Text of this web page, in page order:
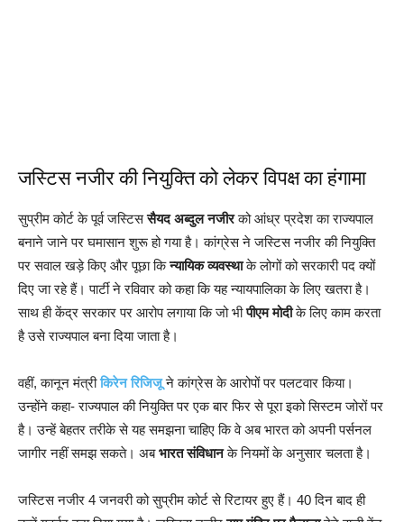
जस्टिस नजीर की नियुक्ति को लेकर विपक्ष का हंगामा
सुप्रीम कोर्ट के पूर्व जस्टिससैयद अब्दुल नजीरको आंध्र प्रदेश का राज्यपाल
बनाने जाने पर घमासान शुरू हो गया है। कांग्रेस ने जस्टिस नजीर की नियुक्ति
पर सवाल खड़े किए और पूछा किन्यायिक व्यवस्थाके लोगों को सरकारी पद क्यों
दिए जा रहे हैं। पार्टी ने रविवार को कहा कि यह न्यायपालिका के लिए खतरा है।
साथ ही केंद्र सरकार पर आरोप लगाया कि जो भीपीएम मोदीके लिए काम करता
है उसे राज्यपाल बना दिया जाता है।
वहीं, कानून मंत्रीकिरेन रिजिजूने कांग्रेस के आरोपों पर पलटवार किया।
उन्होंने कहा- राज्यपाल की नियुक्ति पर एक बार फिर से पूरा इको सिस्टम जोरों पर
है। उन्हें बेहतर तरीके से यह समझना चाहिए कि वे अब भारत को अपनी पर्सनल
जागीर नहीं समझ सकते। अबभारत संविधानके नियमों के अनुसार चलता है।
जस्टिस नजीर 4 जनवरी को सुप्रीम कोर्ट से रिटायर हुए हैं। 40 दिन बाद ही